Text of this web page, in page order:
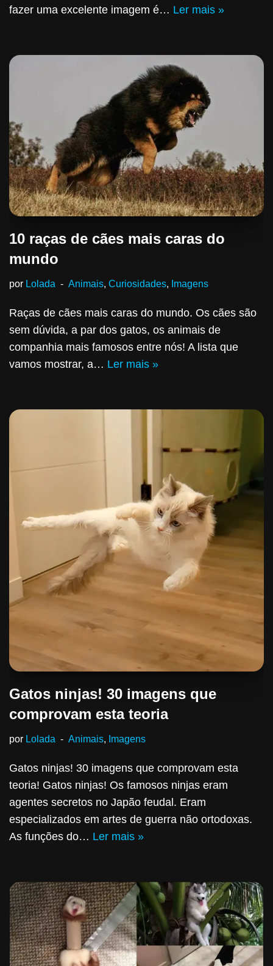
fazer uma excelente imagem é… Ler mais »
10 raças de cães mais caras do
mundo
por Lolada Animais, Curiosidades, Imagens
Raças de cães mais caras do mundo. Os cães são
sem dúvida, a par dos gatos, os animais de
companhia mais famosos entre nós! A lista que
vamos mostrar, a… Ler mais »
Gatos ninjas! 30 imagens que
comprovam esta teoria
por Lolada Animais Imagens
Gatos ninjas! 30 imagens que comprovam esta
teoria! Gatos ninjas! Os famosos ninjas eram
agentes secretos no Japão feudal. Eram
especializados em artes de guerra não ortodoxas.
As funções do… Ler mais »